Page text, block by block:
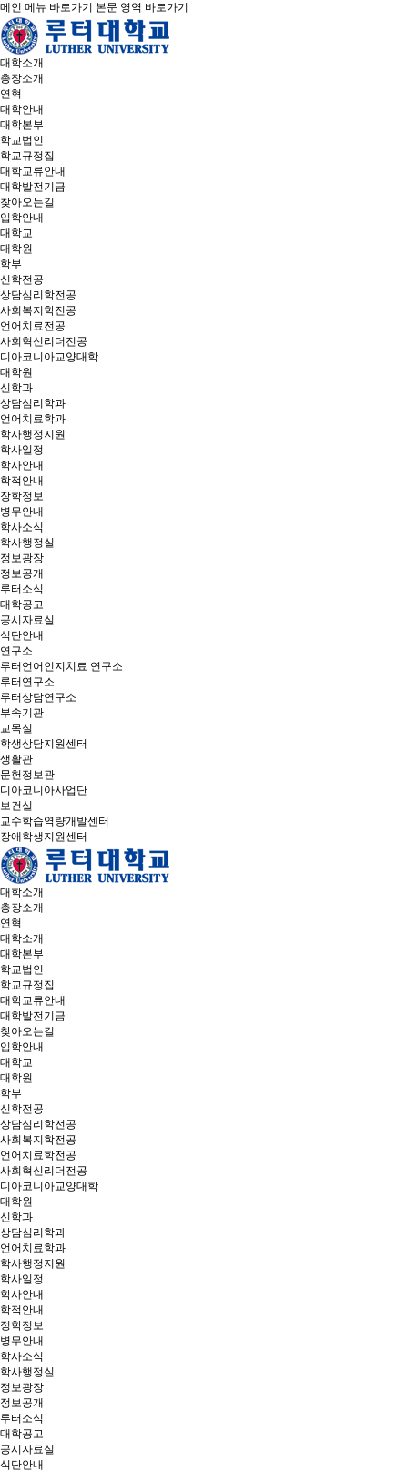
메인 메뉴 바로가기 본문 영역 바로가기
대학소개
총장소개
연혁
대학안내
대학본부
학교법인
학교규정집
대학교류안내
대학발전기금
찾아오는길
입학안내
대학교
대학원
학부
신학전공
상담심리학전공
사회복지학전공
언어치료전공
사회혁신리더전공
디아코니아교양대학
대학원
신학과
상담심리학과
언어치료학과
학사행정지원
학사일정
학사안내
학적안내
장학정보
병무안내
학사소식
학사행정실
정보광장
정보공개
루터소식
대학공고
공시자료실
식단안내
연구소
루터언어인지치료 연구소
루터연구소
루터상담연구소
부속기관
교목실
학생상담지원센터
생활관
문헌정보관
디아코니아사업단
보건실
교수학습역량개발센터
장애학생지원센터
대학소개
총장소개
연혁
대학소개
대학본부
학교법인
학교규정집
대학교류안내
대학발전기금
찾아오는길
입학안내
대학교
대학원
학부
신학전공
상담심리학전공
사회복지학전공
언어치료학전공
사회혁신리더전공
디아코니아교양대학
대학원
신학과
상담심리학과
언어치료학과
학사행정지원
학사일정
학사안내
학적안내
정학정보
병무안내
학사소식
학사행정실
정보광장
정보공개
루터소식
대학공고
공시자료실
식단안내